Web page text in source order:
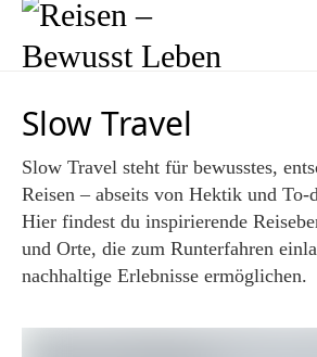
Slow Travel
Slow Travel steht für bewusstes,
Reisen – abseits von Hektik und To-
Hier findest du inspirierende
und Orte, die zum Runterfahren
nachhaltige Erlebnisse ermöglichen.